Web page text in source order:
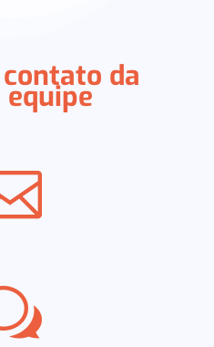
da
equipe